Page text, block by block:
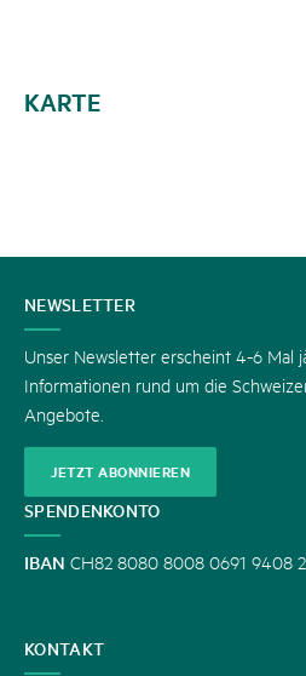
KARTE
KONTAKT
NEWSLETTER
Unser Newsletter erscheint 4-6 Mal
Informationen rund um die
Angebote.
JETZT ABONNIEREN
SPENDENKONTO
IBAN CH82 8080 8008 0691 9408 2
KONTAKT